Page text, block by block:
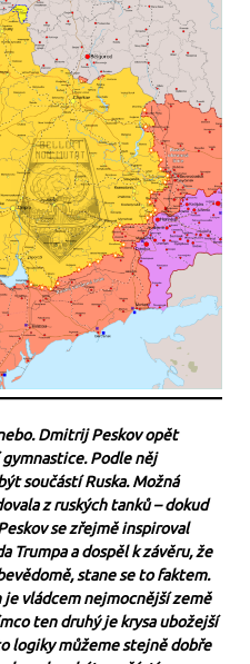
Dmitrij Peskov opět
Podle něj
součástí Ruska. Možná
z ruských tanků – dokud
se zřejmě inspiroval
Trumpa a dospěl k závěru, že
stane se to faktem.
vládcem nejmocnější země
ten druhý je krysa ubožejší
logiky můžeme stejně dobře